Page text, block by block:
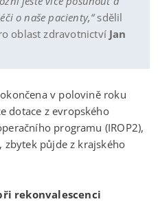
o naše pacienty,“sdělil
oblast zdravotnictví Jan
v polovině roku
dotace z evropského
programu (IROP2),
zbytek půjde z krajského
rekonvalescenci